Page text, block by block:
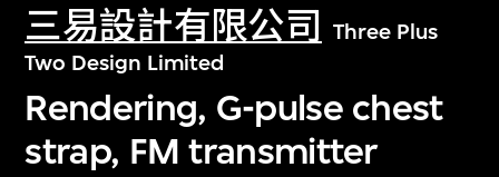
三易設計有限公司
Three Plus
Two Design Limited
Rendering, G-pulse chest
strap, FM transmitter